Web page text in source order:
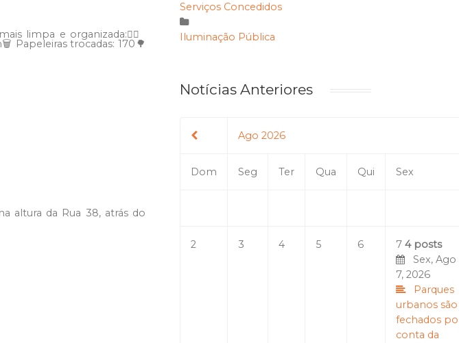
limpa e organizada:🚶‍♂️
Papeleiras trocadas: 170🌳
altura da Rua 38, atrás do
Serviços Concedidos
Iluminação Pública
Notícias Anteriores
Ago 2026
Dom Seg Ter Qua Qui Sex
2 3 4 5 6 7 4 posts
Sex, Ago
7, 2026
Parques
urbanos são
fechados
conta da